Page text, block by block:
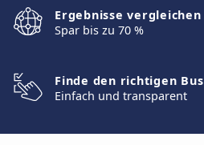
Ergebnisse vergleichen
Spar bis zu 70 %
Finde den richtigen Bus
Einfach und transparent